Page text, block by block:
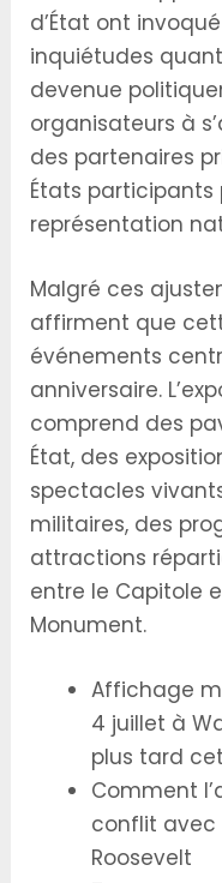
d’État ont
inquiétudes
devenue
organisateurs à
des partenaires
États
représentation
Malgré ces
affirment que
événements
anniversaire.
comprend des
État, des
spectacles
militaires, des
attractions
entre le Capitole
Monument.
Affichage
4 juillet à
plus tard
Comment
conflit avec
Roosevelt